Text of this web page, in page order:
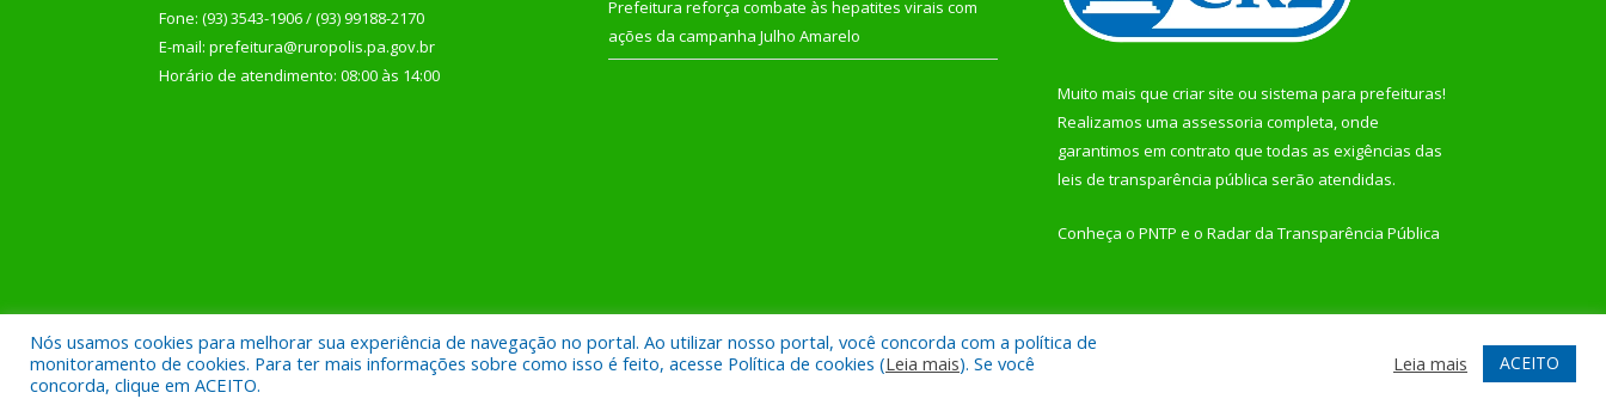
Fone: (93) 3543-1906 / (93) 99188-2170
E-mail: prefeitura@ruropolis.pa.gov.br
Horário de atendimento: 08:00 às 14:00
Prefeitura reforça combate às hepatites virais com
ações da campanha Julho Amarelo
Muito mais que criar site ou sistema para prefeituras!
Realizamos uma assessoria completa, onde
garantimos em contrato que todas as exigências das
leis de transparência pública serão atendidas.
Conheça o PNTP e o Radar da Transparência Pública
Todos os direitos reservados a Prefeitura Municipal de Rurópolis. Mapa do Site Acessar Webmail
Nós usamos cookies para melhorar sua experiência de navegação no portal. Ao utilizar nosso portal, você concorda com a política de
monitoramento de cookies. Para ter mais informações sobre como isso é feito, acesse Política de cookies (Leia mais). Se você
concorda, clique em ACEITO.
Leia mais ACEITO